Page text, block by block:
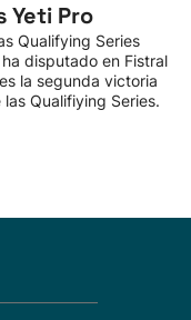
Yeti Pro
Qualifying Series
disputado en Fistral
la segunda victoria
Qualifiying Series.